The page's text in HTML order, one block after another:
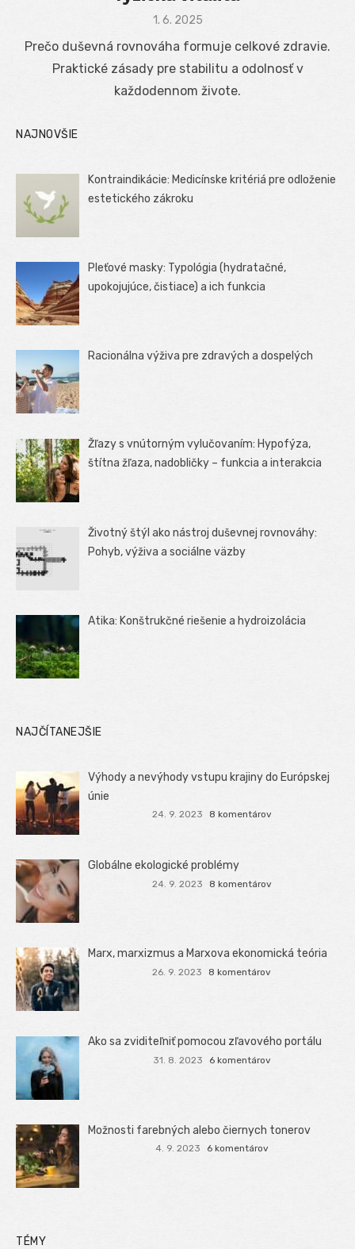
Posted
1. 6. 2025
Prečo duševná rovnováha formuje celkové zdravie.
Praktické zásady pre stabilitu a odolnosť v
každodennom živote.
NAJNOVŠIE
Kontraindikácie: Medicínske kritériá pre odloženie
estetického zákroku
Pleťové masky: Typológia (hydratačné,
upokojujúce, čistiace) a ich funkcia
Racionálna výživa pre zdravých a dospelých
Žľazy s vnútorným vylučovaním: Hypofýza,
štítna žľaza, nadobličky – funkcia a interakcia
Životný štýl ako nástroj duševnej rovnováhy:
Pohyb, výživa a sociálne väzby
Atika: Konštrukčné riešenie a hydroizolácia
NAJČÍTANEJŠIE
Výhody a nevýhody vstupu krajiny do Európskej
únie
24. 9. 2023 8 komentárov
Globálne ekologické problémy
24. 9. 2023 8 komentárov
Marx, marxizmus a Marxova ekonomická teória
26. 9. 2023 8 komentárov
Ako sa zviditeľniť pomocou zľavového portálu
31. 8. 2023 6 komentárov
Možnosti farebných alebo čiernych tonerov
4. 9. 2023 6 komentárov
TÉMY